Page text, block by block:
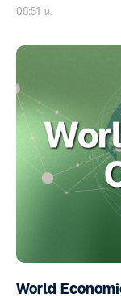
08:51 น.
World